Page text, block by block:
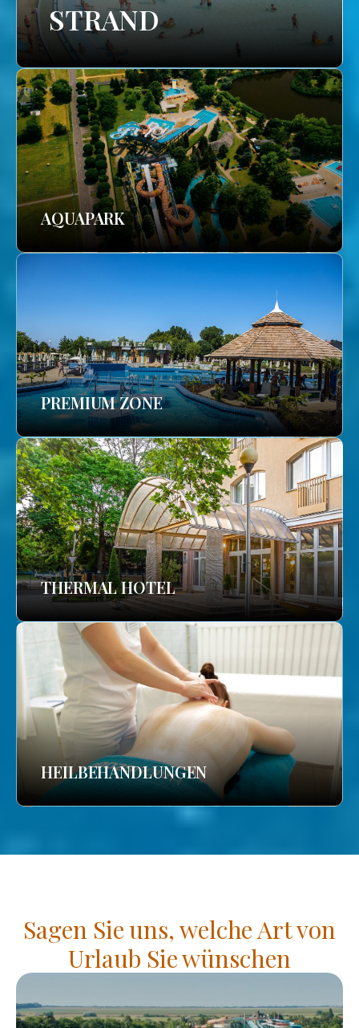
STRAND
AQUAPARK
PREMIUM ZONE
THERMAL HOTEL
HEILBEHANDLUNGEN
Sagen Sie uns, welche Art von
Urlaub Sie wünschen